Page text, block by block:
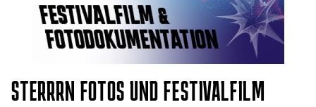
STERRRN FOTOS UND FESTIVALFILM